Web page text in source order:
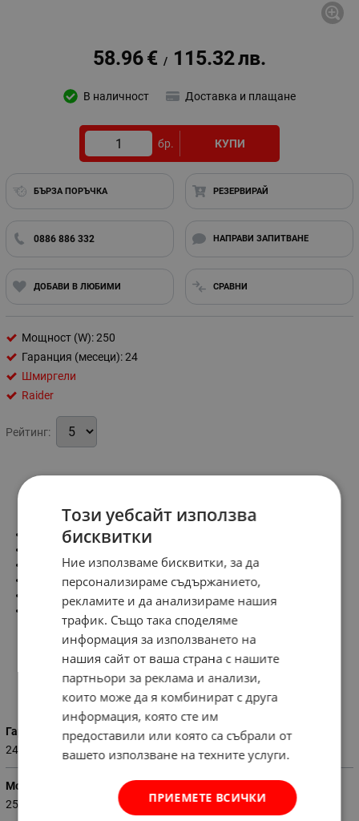
58.96€ / 115.32лв.
В наличност Доставка и плащане
бр. КУПИ
БЪРЗА ПОРЪЧКА РЕЗЕРВИРАЙ
0886 886 332 НАПРАВИ ЗАПИТВАНЕ
ДОБАВИ В ЛЮБИМИ СРАВНИ
Мощност (W): 250
Гаранция (месеци): 24
Шмиргели
Raider
Рейтинг:
Мощност-250W
Обороти на празен ход-2950об./мин.
Обороти на бавнооборотния диск в мин.-135
Размер на диска-150х16х12.7мм
Характеристики
Гаранция (месеци)
24
Мощност (W)
250
Този уебсайт използва
бисквитки
Ние използваме бисквитки, за да
персонализираме съдържанието,
рекламите и да анализираме нашия
трафик. Също така споделяме
информация за използването на
нашия сайт от ваша страна с нашите
партньори за реклама и анализи,
които може да я комбинират с друга
информация, която сте им
предоставили или която са събрали от
вашето използване на техните услуги.
ПРИЕМЕТЕ ВСИЧКИ